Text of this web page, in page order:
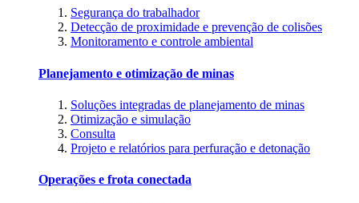
Segurança do trabalhador
Detecção de proximidade e prevenção de colisões
Monitoramento e controle ambiental
Planejamento e otimização de minas
Soluções integradas de planejamento de minas
Otimização e simulação
Consulta
Projeto e relatórios para perfuração e detonação
Operações e frota conectada